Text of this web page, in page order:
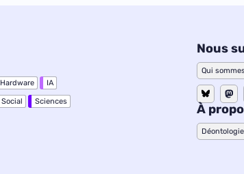
Hardware IA
Social Sciences
Nous
Qui
À
Déontologie